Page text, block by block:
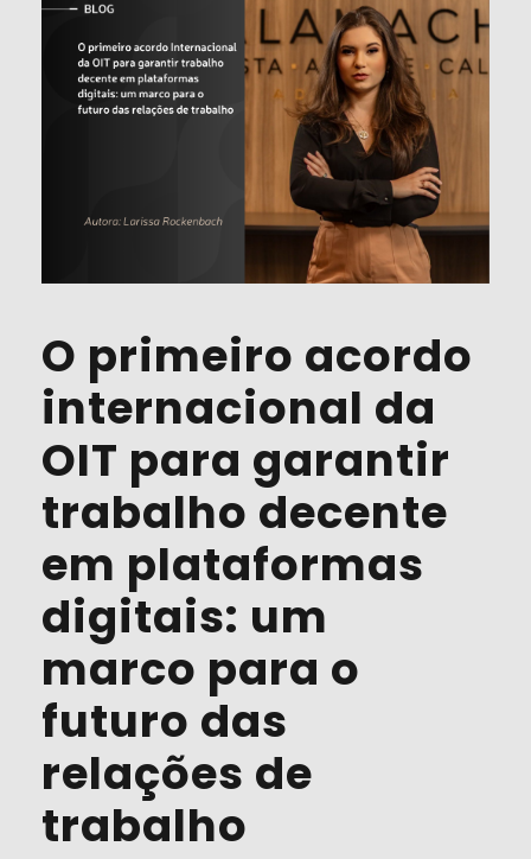
O primeiro acordo
internacional da
OIT para garantir
trabalho decente
em plataformas
digitais: um
marco para o
futuro das
relações de
trabalho